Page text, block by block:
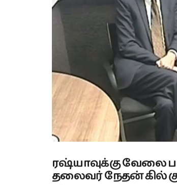
ரஷ்யாவுக்கு வேலை
தலைவர் நேதன் கில்